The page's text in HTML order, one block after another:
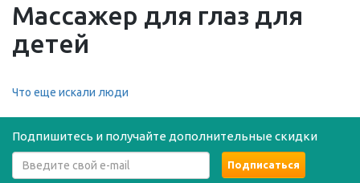
Массажер для глаз для
детей
Что еще искали люди
Подпишитесь и получайте дополнительные скидки